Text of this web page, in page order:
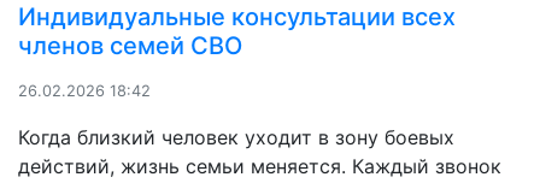
Индивидуальные консультации всех
членов семей СВО
26.02.2026 18:42
Когда близкий человек уходит в зону боевых
действий, жизнь семьи меняется. Каждый звонок